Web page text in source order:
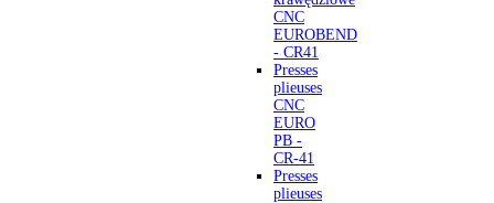
CNC
EUROBEND
- CR41
Presses
plieuses
CNC
EURO
PB -
CR-41
Presses
plieuses